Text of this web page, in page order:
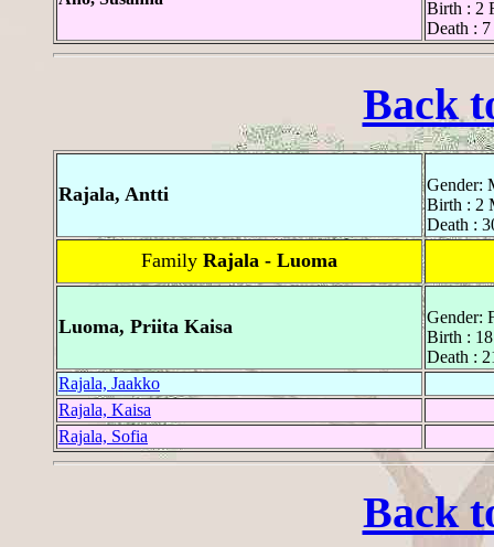
Birth : 2
Death :
Back
Rajala, Antti
Gender:
Birth : 2
Death :
Family Rajala - Luoma
Luoma, Priita Kaisa
Gender:
Birth :
Death :
Rajala, Jaakko
Rajala, Kaisa
Rajala, Sofia
Back